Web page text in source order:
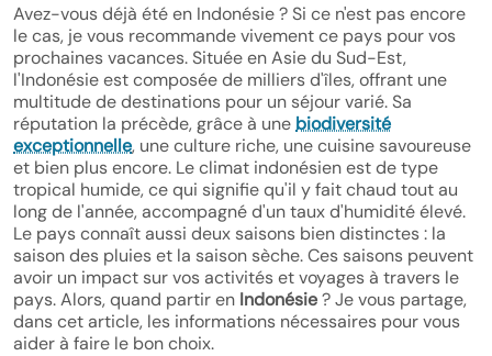
Avez-vous déjà été en Indonésie ? Si ce n'est pas encore
le cas, je vous recommande vivement ce pays pour vos
prochaines vacances. Située en Asie du Sud-Est,
l'Indonésie est composée de milliers d'îles, offrant une
multitude de destinations pour un séjour varié. Sa
réputation la précède, grâce à une biodiversité
exceptionnelle, une culture riche, une cuisine savoureuse
et bien plus encore. Le climat indonésien est de type
tropical humide, ce qui signifie qu'il y fait chaud tout au
long de l'année, accompagné d'un taux d'humidité élevé.
Le pays connaît aussi deux saisons bien distinctes : la
saison des pluies et la saison sèche. Ces saisons peuvent
avoir un impact sur vos activités et voyages à travers le
pays. Alors, quand partir en Indonésie? Je vous partage,
dans cet article, les informations nécessaires pour vous
aider à faire le bon choix.